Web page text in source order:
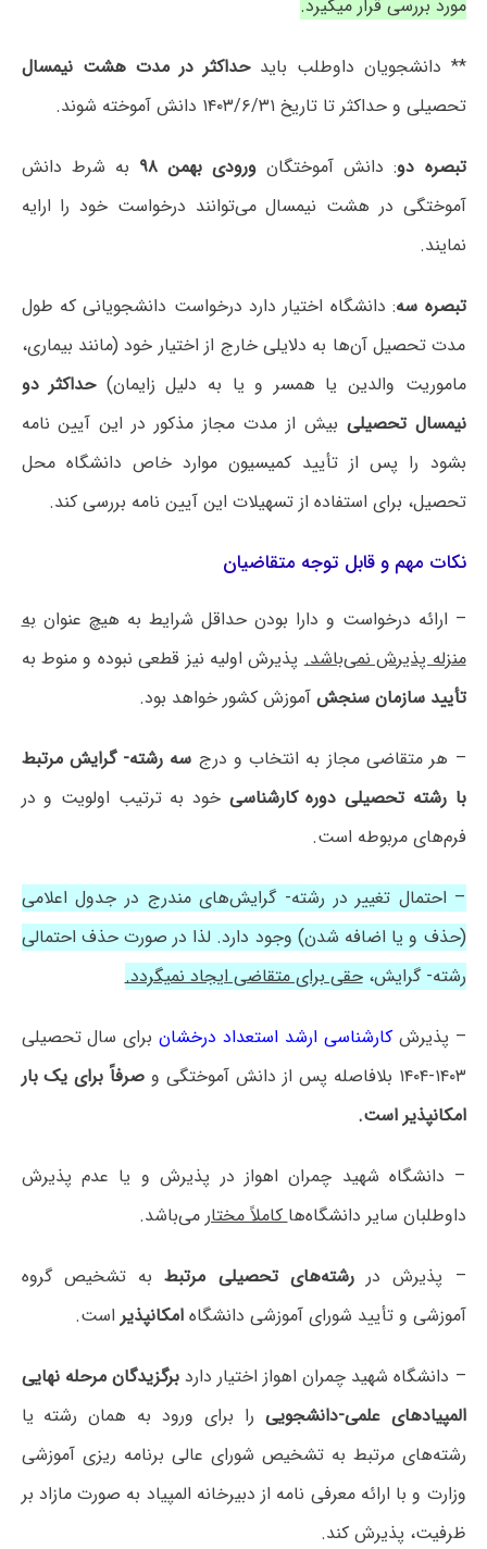
مورد بررسی قرار میگیرد.
** دانشجویان داوطلب بایدحداکثر در مدت هشت نیمسال
تحصیلی و حداکثر تا تاریخ ۱۴۰۳/۶/۳۱ دانش آموخته شوند.
تبصره دو: دانش آموختگان ورودی بهمن ۹۸
به شرط دانش
آموختگی در هشت نیمسال می‌توانند درخواست خود را ارایه
نمایند.
تبصره سه: دانشگاه اختیار دارد درخواست دانشجویانی که طول
مدت تحصیل آن‌ها به دلایلی خارج از اختیار خود (مانند بیماری،
ماموریت والدین یا همسر و یا به دلیل زایمان)حداکثر دو
نیمسال تحصیلی بیش از مدت مجاز مذکور در این آیین نامه
بشود را پس از تأیید کمیسیون موارد خاص دانشگاه محل
تحصیل، برای استفاده از تسهیلات این آیین نامه بررسی کند.
نکات مهم و قابل توجه متقاضیان
– ارائه درخواست و دارا بودن حداقل شرایط به هیچ عنوانبه
منزله پذیرش نمی‌باشد.پذیرش اولیه نیز قطعی نبوده و منوط به
تأیید سازمان سنجش آموزش کشور خواهد بود.
– هر متقاضی مجاز به انتخاب و درج سه رشته- گرایش مرتبط
با رشته تحصیلی دوره کارشناسی خود به ترتیب اولویت و در
فرم‌های مربوطه است.
– احتمال تغییر در رشته- گرایش‌های مندرج در جدول اعلامی
(حذف و یا اضافه شدن) وجود دارد. لذا در صورت حذف احتمالی
رشته- گرایش،حقی برای متقاضی ایجاد نمیگردد.
– پذیرشکارشناسی ارشد استعداد درخشان برای سال تحصیلی
۱۴۰۳-۱۴۰۴ بلافاصله پس از دانش آموختگی و
صرفاً برای یک بار
امکانپذیر است.
– دانشگاه شهید چمران اهواز در پذیرش و یا عدم پذیرش
داوطلبان سایر دانشگاه‌هاکاملاً مختار می‌باشد.
– پذیرش دررشته‌های تحصیلی مرتبطبه تشخیص گروه
آموزشی و تأیید شورای آموزشی دانشگاهامکانپذیر است.
– دانشگاه شهید چمران اهواز اختیار داردبرگزیدگان مرحله نهایی
المپیادهای علمی-دانشجویی را برای ورود به همان رشته یا
رشته‌های مرتبط به تشخیص شورای عالی برنامه ریزی آموزشی
وزارت و با ارائه معرفی نامه از دبیرخانه المپیاد به صورت مازاد بر
ظرفیت، پذیرش کند.